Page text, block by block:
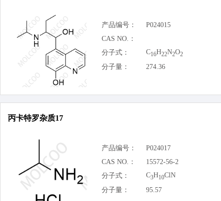
产品编号：
P024015
CAS NO.：
分子式：
C16H22N2O2
分子量： 274.36
丙卡特罗杂质17
产品编号：
P024017
CAS NO.：
15572-56-2
分子式：
C3H10ClN
分子量：
95.57